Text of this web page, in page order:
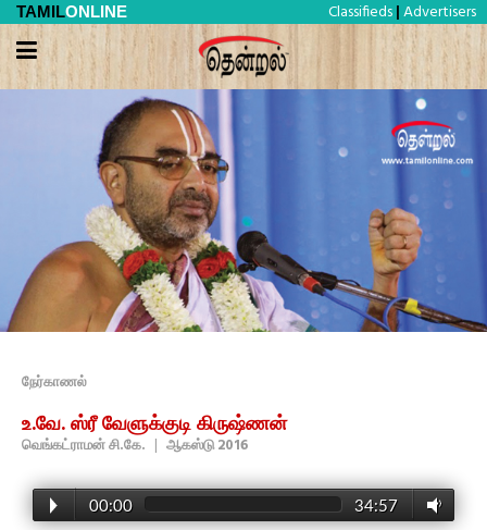
TAMILONLINE Classifieds | Advertisers
நேர்காணல்
உ.வே. ஸ்ரீ வேளுக்குடி கிருஷ்ணன்
வெங்கட்ராமன் சி.கே. | ஆகஸ்டு 2016
00:00 34:57